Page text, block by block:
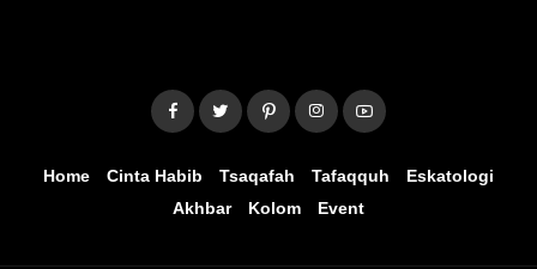
Home Cinta Habib Tsaqafah Tafaqquh
Eskatologi
Akhbar
Kolom Event